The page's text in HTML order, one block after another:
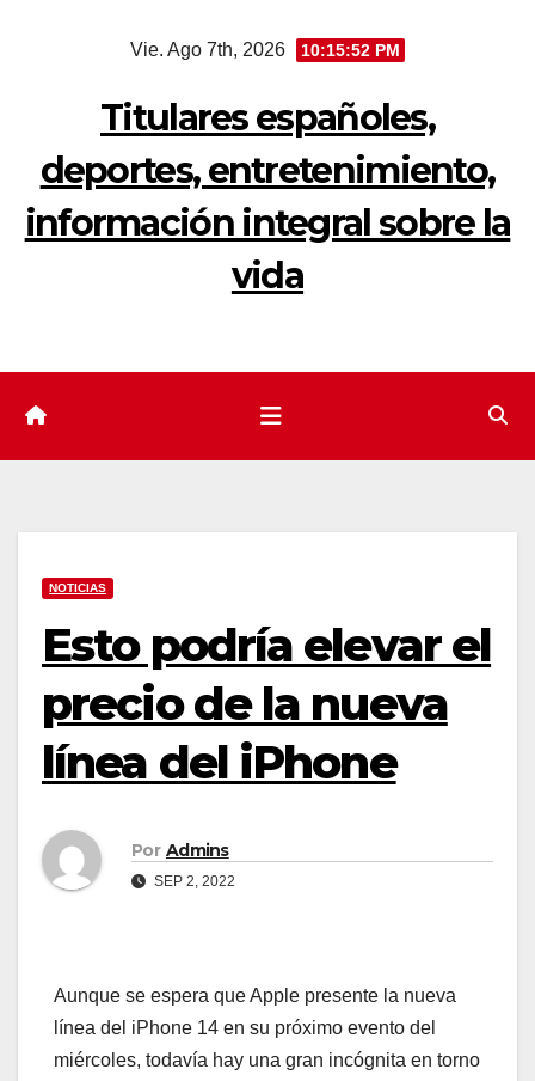
Vie. Ago 7th, 2026 10:15:53 PM
Titulares españoles,
deportes, entretenimiento,
información integral sobre la
vida
NOTICIAS
Esto podría elevar el
precio de la nueva
línea del iPhone
Por Admins
SEP 2, 2022
Aunque se espera que Apple presente la nueva
línea del iPhone 14 en su próximo evento del
miércoles, todavía hay una gran incógnita en torno